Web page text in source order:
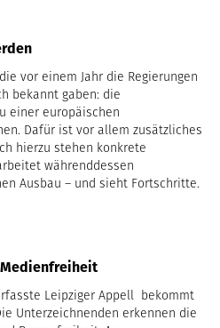
vor einem Jahr die Regierungen
bekannt gaben: die
einer europäischen
Dafür ist vor allem zusätzliches
hierzu stehen konkrete
währenddessen
Ausbau – und sieht Fortschritte.
Leipziger Appell bekommt
Unterzeichnenden erkennen die